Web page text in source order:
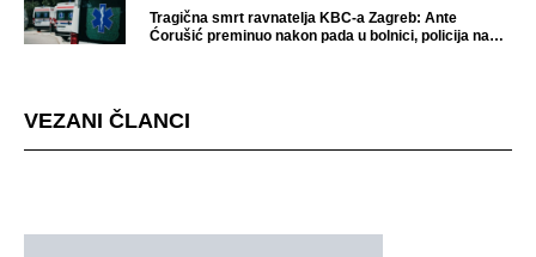
Tragična smrt ravnatelja KBC-a Zagreb: Ante
Ćorušić preminuo nakon pada u bolnici, policija na
VEZANI ČLANCI